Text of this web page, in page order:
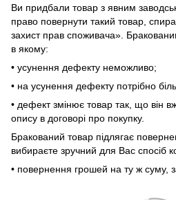
Ви придбали товар з явним
право повернути такий товар,
захист прав споживача».
в якому:
• усунення дефекту неможливо;
• на усунення дефекту потрібно
• дефект змінює товар так, що він
опису в договорі про покупку.
Бракований товар підлягає
вибираєте зручний для Вас спосіб
• повернення грошей на ту ж суму,